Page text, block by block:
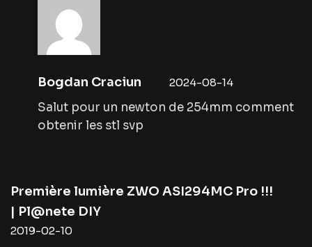
Bogdan Craciun 2024-08-14
Salut pour un newton de 254mm comment
obtenir les stl svp
Première lumière ZWO ASI294MC Pro !!!
| Pl@nete DIY
2019-02-10